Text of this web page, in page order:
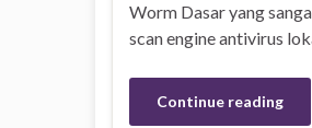
Worm Dasar yang
scan engine antivirus
Continue reading